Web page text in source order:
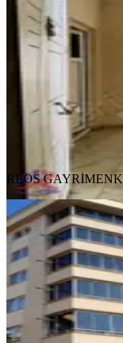
REOS
REOS
YENİ
1+1